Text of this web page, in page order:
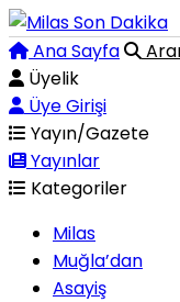
Ana Sayfa
Üyelik
Üye Girişi
Yayın/Gazete
Yayınlar
Kategoriler
Milas
Muğla’dan
Asayiş